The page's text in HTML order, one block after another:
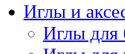
Иглы и
Иглы